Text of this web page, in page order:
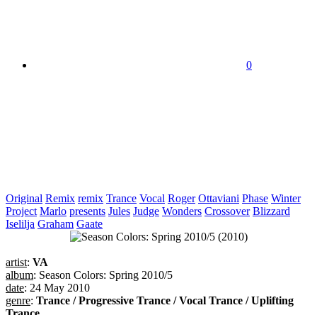
0
Original Remix remix Trance Vocal Roger Ottaviani Phase Winter
Project Marlo presents Jules Judge Wonders Crossover Blizzard
Iselilja Graham Gaate
artist: VA
album: Season Colors: Spring 2010/5
date: 24 May 2010
genre: Trance / Progressive Trance / Vocal Trance / Uplifting